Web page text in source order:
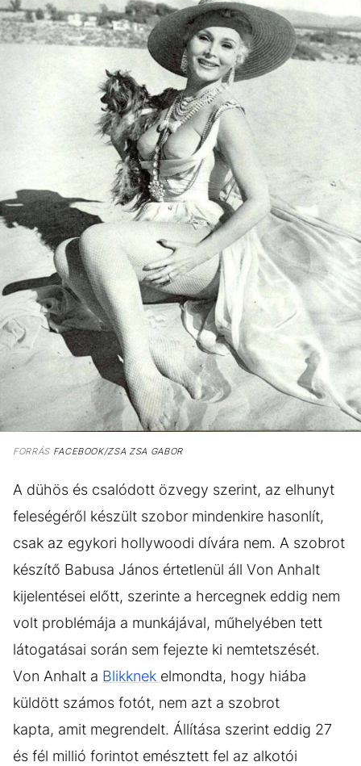
FORRÁSFACEBOOK/ZSA ZSA GABOR
A dühös és csalódott özvegy szerint, az elhunyt
feleségéről készült szobor mindenkire hasonlít,
csak az egykori hollywoodi dívára nem. A szobrot
készítő Babusa János értetlenül áll Von Anhalt
kijelentései előtt, szerinte a hercegnek eddig nem
volt problémája a munkájával, műhelyében tett
látogatásai során sem fejezte ki nemtetszését.
Von Anhalt a Blikknek elmondta, hogy hiába
küldött számos fotót, nem azt a szobrot
kapta, amit megrendelt. Állítása szerint eddig 27
és fél millió forintot emésztett fel az alkotói